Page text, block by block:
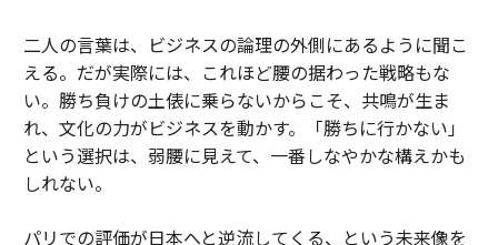
二人の言葉は、ビジネスの論理の外側にあるように聞こ
える。だが実際には、これほど腰の据わった戦略もな
い。勝ち負けの土俵に乗らないからこそ、共鳴が生ま
れ、文化の力がビジネスを動かす。「勝ちに行かない」
という選択は、弱腰に見えて、一番しなやかな構えかも
しれない。
パリでの評価が日本へと逆流してくる、という未来像を